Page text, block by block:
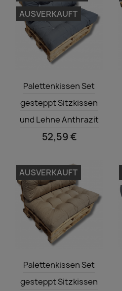
 Vorschau
Palettenkissen Set
gesteppt Sitzkissen
und Lehne Anthrazit
52,59 €
AUSVERKAUFT

Palettenkissen Set
gesteppt Sitzkissen
AUSVERKAUFT